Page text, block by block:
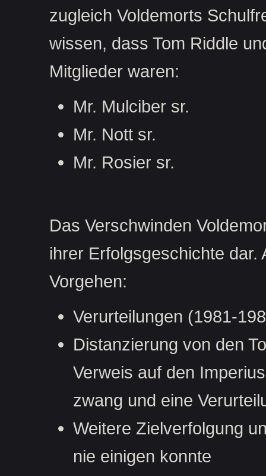
zugleich Voldemorts
wissen, dass Tom Riddle
Mitglieder waren:
Mr. Mulciber sr.
Mr. Nott sr.
Mr. Rosier sr.
Das Verschwinden
ihrer Erfolgsgeschichte
Vorgehen:
Verurteilungen (1981-
Distanzierung von den
Verweis auf den
zwang und eine
Weitere Zielverfolgung
nie einigen konnte